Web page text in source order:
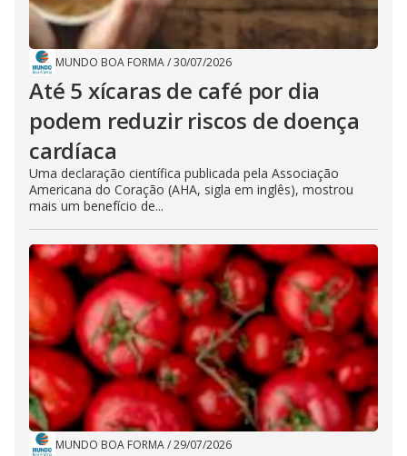
MUNDO BOA FORMA/30/07/2026
Até 5 xícaras de café por dia
podem reduzir riscos de doença
cardíaca
Uma declaração científica publicada pela Associação
Americana do Coração (AHA, sigla em inglês), mostrou
mais um benefício de...
MUNDO BOA FORMA/29/07/2026